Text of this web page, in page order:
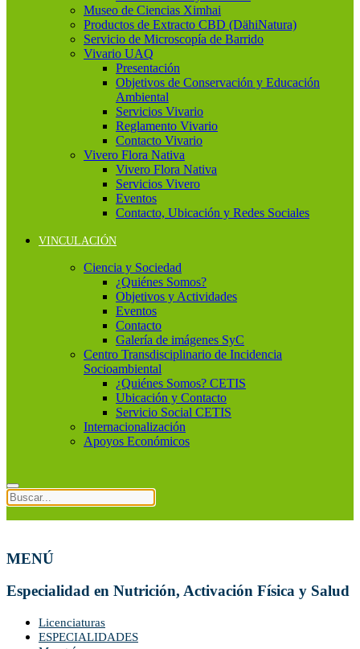
Museo de Ciencias Ximhai
Productos de Extracto CBD (DähiNatura)
Servicio de Microscopía de Barrido
Vivario UAQ
Presentación
Objetivos de Conservación y Educación
Ambiental
Servicios Vivario
Reglamento Vivario
Contacto Vivario
Vivero Flora Nativa
Vivero Flora Nativa
Servicios Vivero
Eventos
Contacto, Ubicación y Redes Sociales
VINCULACIÓN
Ciencia y Sociedad
¿Quiénes Somos?
Objetivos y Actividades
Eventos
Contacto
Galería de imágenes SyC
Centro Transdisciplinario de Incidencia
Socioambiental
¿Quiénes Somos? CETIS
Ubicación y Contacto
Servicio Social CETIS
Internacionalización
Apoyos Económicos
MENÚ
Especialidad en Nutrición, Activación Física y Salud
Licenciaturas
ESPECIALIDADES